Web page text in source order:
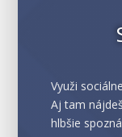
Využi
Aj tam
hlbšie